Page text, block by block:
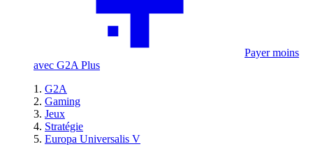
Payer moins
avec G2A Plus
G2A
Gaming
Jeux
Stratégie
Europa Universalis V